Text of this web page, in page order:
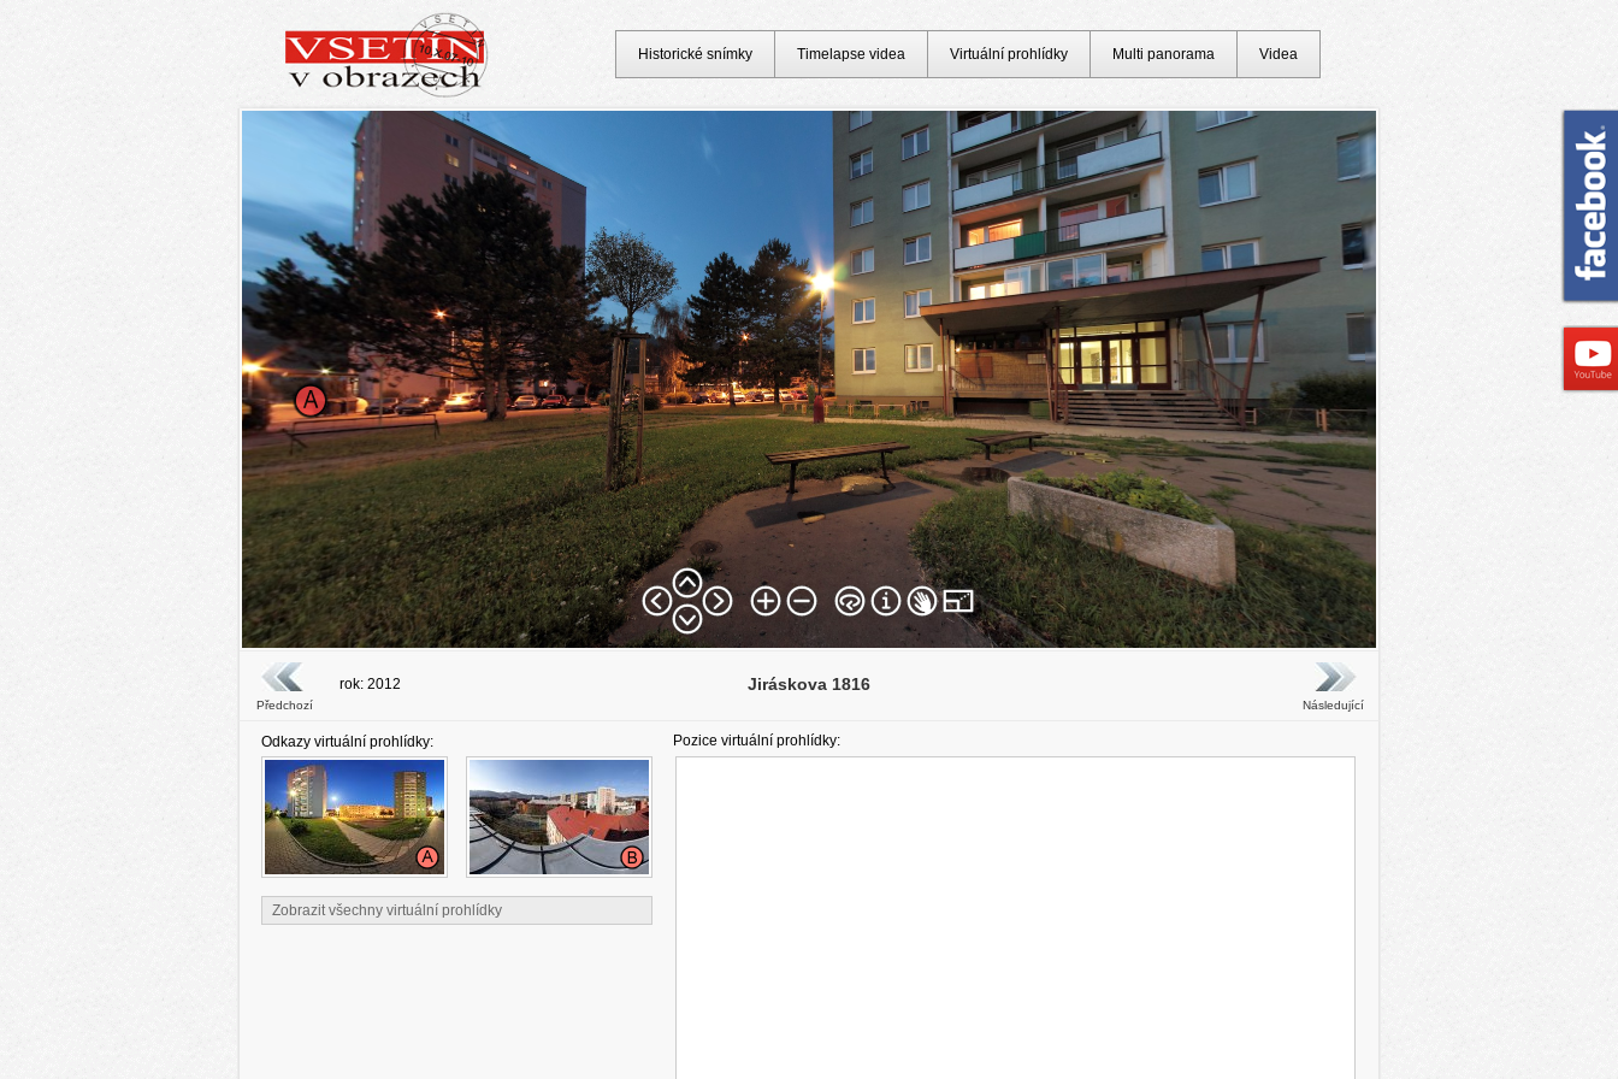
Předchozí
rok: 2012 Jiráskova 1816
Následující
Odkazy virtuální prohlídky: Pozice virtuální prohlídky:
Zobrazit všechny virtuální prohlídky
Historické snímky Timelapse videa Virtuální prohlídky Multi panorama Videa